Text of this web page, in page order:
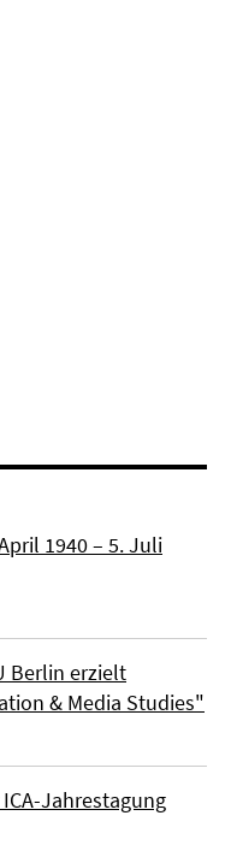
1940 – 5. Juli
Berlin erzielt
& Media Studies"
Jahrestagung